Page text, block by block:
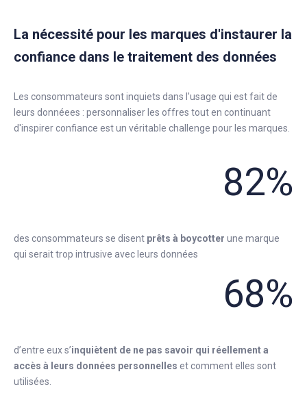
La nécessité pour les marques d'instaurer la
confiance dans le traitement des données
Les consommateurs sont inquiets dans l'usage qui est fait de
leurs donnéees : personnaliser les offres tout en continuant
d'inspirer confiance est un véritable challenge pour les marques.
82%
des consommateurs se disent prêts à boycotter une marque
qui serait trop intrusive avec leurs données
68%
d’entre eux s’inquiètent de ne pas savoir qui réellement a
accès à leurs données personnelles et comment elles sont
utilisées.